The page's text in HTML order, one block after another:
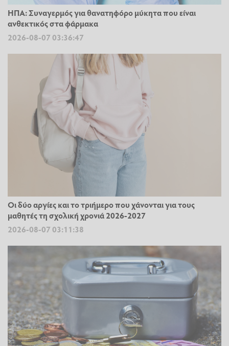
ΗΠΑ: Συναγερμός για θανατηφόρο μύκητα που είναι
ανθεκτικός στα φάρμακα
2026-08-07 03:36:47
Οι δύο αργίες και το τριήμερο που χάνονται για τους
μαθητές τη σχολική χρονιά 2026-2027
2026-08-07 03:11:38